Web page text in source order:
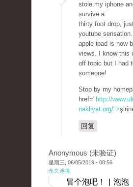
stole my iphone
survive a
thirty foot drop,
youtube
apple ipad is now
views. I know this
off topic but I had
someone!
Stop by my
href=" http://
nakliyat.org/">
回复
Anonymous (未验证)
星期三, 06/05/2019 - 08:56
永久连接
冒个泡吧！ | 泡泡